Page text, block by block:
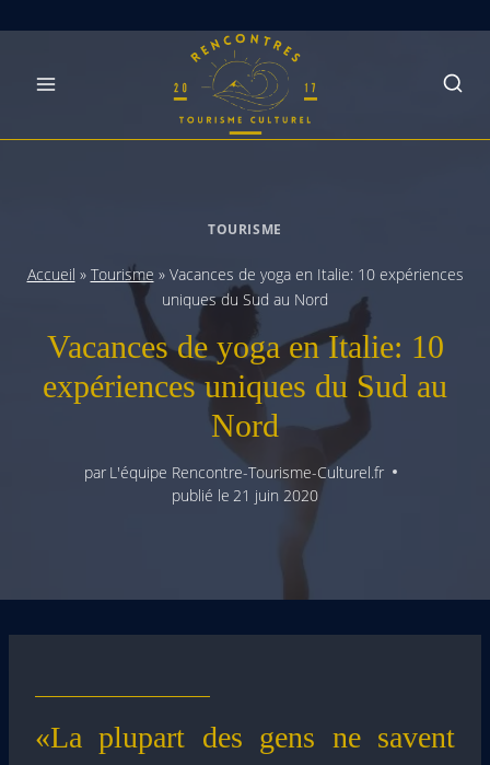
TOURISME
Accueil » Tourisme » Vacances de yoga en Italie: 10 expériences
uniques du Sud au Nord
Vacances de yoga en Italie: 10
expériences uniques du Sud au
Nord
par L'équipe Rencontre-Tourisme-Culturel.fr
publié le 21 juin 2020
«La plupart des gens ne savent